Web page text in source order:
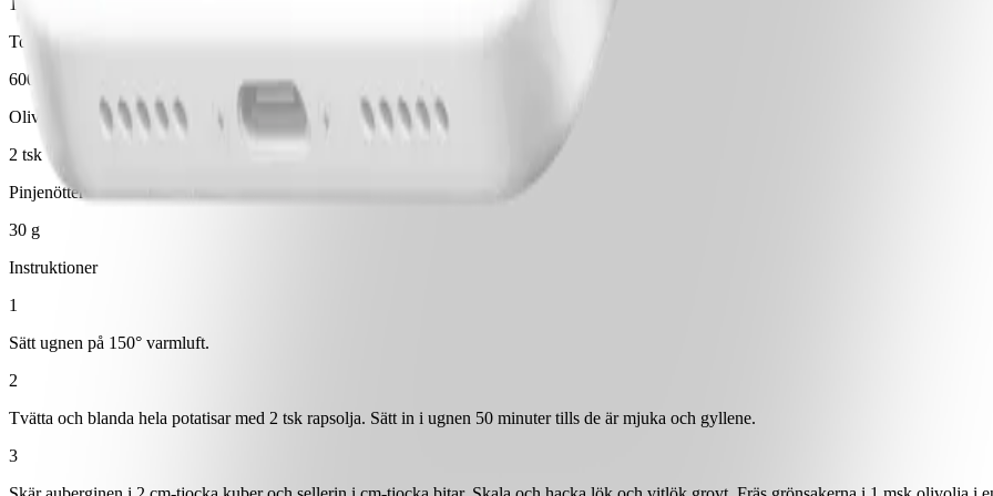
Torsk
600 g
Olivolja
2 tsk
Pinjenötter
30 g
Instruktioner
1
Sätt ugnen på 150° varmluft.
2
Tvätta och blanda hela potatisar med 2 tsk rapsolja. Sätt in i ugnen 50 minuter tills de är mjuka och gyllene.
3